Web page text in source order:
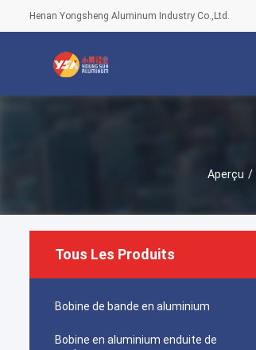
Henan Yongsheng Aluminum Industry Co.,Ltd.
Aperçu /
Tous Les Produits
Bobine de bande en aluminium
Bobine en aluminium enduite de